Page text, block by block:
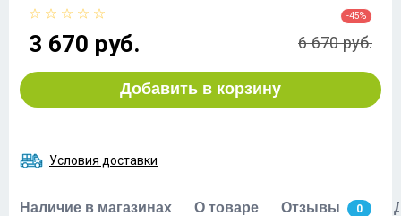
3 670 руб.
-45%
6 670 руб.
Добавить в корзину
Условия доставки
Наличие в магазинах О товаре Отзывы 0